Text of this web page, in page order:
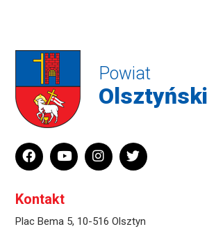
Powiat
Olsztyński
Kontakt
Plac Bema 5, 10-516 Olsztyn